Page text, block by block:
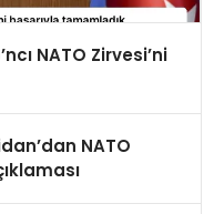
NATO Zirvesi’ni
NATO